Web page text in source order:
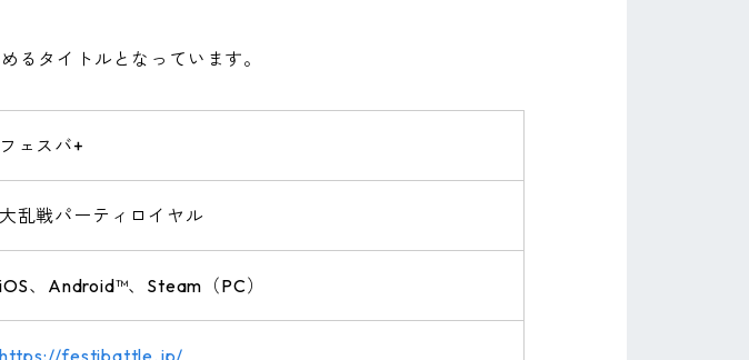
るタイトルとなっています。
フェスバ+
大乱戦パーティロイヤル
iOS、Android™、Steam（PC）
https://festibattle.jp/